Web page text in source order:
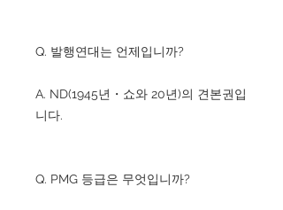
Q. 발행연대는 언제입니까?
A. ND(1945년・쇼와 20년)의 견본권입
니다.
Q. PMG 등급은 무엇입니까?